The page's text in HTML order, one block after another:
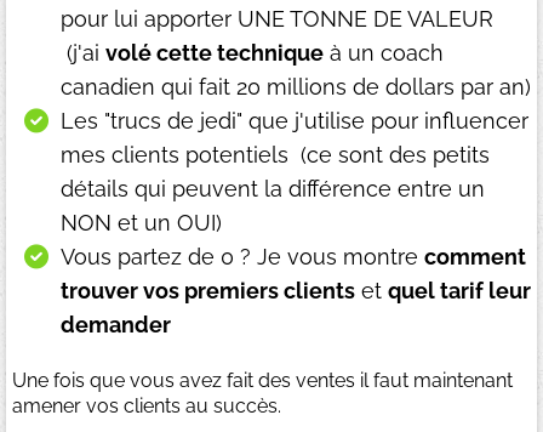
pour lui apporter UNE TONNE DE VALEUR
(j'ai volé cette technique à un coach
canadien qui fait 20 millions de dollars par an)
Les "trucs de jedi" que j'utilise pour influencer
mes clients potentiels (ce sont des petits
détails qui peuvent la différence entre un
NON et un OUI)
Vous partez de 0 ? Je vous montre comment
trouver vos premiers clients et quel tarif leur
demander
Une fois que vous avez fait des ventes il faut maintenant
amener vos clients au succès.